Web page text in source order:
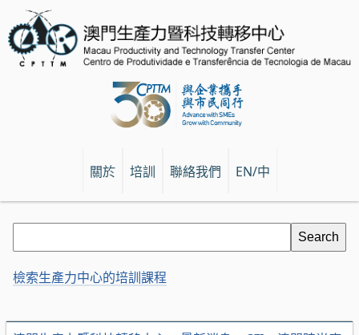
關於 培訓 聯絡我們 EN/中
檢索生產力中心的培訓課程